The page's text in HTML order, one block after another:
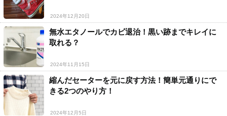
2024年12月20日
無水エタノールでカビ退治！黒い跡までキレイに
取れる？
2024年11月15日
縮んだセーターを元に戻す方法！簡単元通りにで
きる2つのやり方！
2024年12月5日